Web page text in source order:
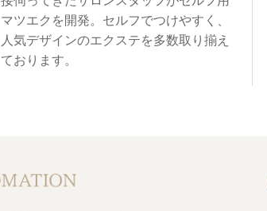
マツエクを開発。セルフでつけやすく、
人気デザインのエクステを多数取り揃え
ております。